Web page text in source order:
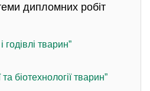
дипломних робіт
годівлі тварин”
біотехнології тварин”